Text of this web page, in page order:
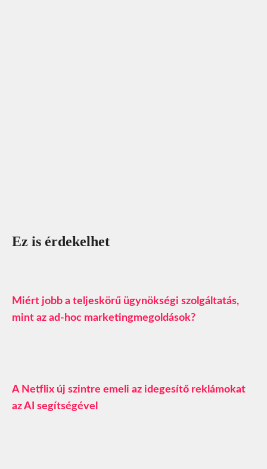
Ez is érdekelhet
Miért jobb a teljeskörű ügynökségi szolgáltatás,
mint az ad-hoc marketingmegoldások?
A Netflix új szintre emeli az idegesítő reklámokat
az AI segítségével